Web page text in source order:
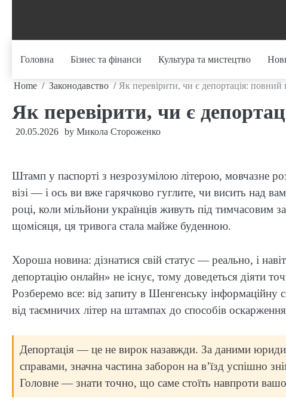
Головна Бізнес та фінанси Культура та мистецтво
Home Законодавство Як перевірити, чи є депортація: повний
Як перевірити, чи є
20.05.2026 by Микола Стороженко
Штамп у паспорті з незрозумілою літерою, мовчазне
візі — і ось ви вже гарячково гуглите, чи висить над
році, коли мільйони українців живуть під тимчасовим
щомісяця, ця тривога стала майже буденною.
Хороша новина: дізнатися свій статус — реально, і
депортацію онлайн» не існує, тому доведеться діяти
Розберемо все: від запиту в Шенгенську
від таємничих літер на штампах до способів
Депортація — це не вирок назавжди. За даними
справами, значна частина заборон на в’їзд успішно
Головне — знати точно, що саме стоїть навпроти